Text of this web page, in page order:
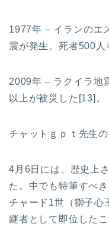
1977年 – イランのエ
震が発生。死者500人
2009年 – ラクイラ地
以上が被災した[13]。
チャットｇｐｔ先生
4月6日には、歴史上
た。中でも特筆すべ
チャード1世（獅子心
継者として即位した